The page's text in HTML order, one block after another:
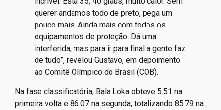
querer andamos todo de preto, pega um
pouco mais. Ainda mais com todos os
equipamentos de proteção. Dá uma
interferida, mas para ir para final a gente faz
de tudo”, revelou Gustavo, em depoimento
ao Comitê Olímpico do Brasil (COB).
Na fase classificatória, Bala Loka obteve 5.51 na
primeira volta e 86.07 na segunda, totalizando 85.79 na